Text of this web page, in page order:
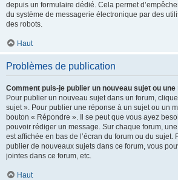
depuis un formulaire dédié. Cela permet
du système de messagerie électronique par des
des robots.
Haut
Problèmes de publication
Comment puis-je publier un nouveau sujet ou une
Pour publier un nouveau sujet dans un forum,
sujet ». Pour publier une réponse à un sujet ou un
bouton « Répondre ». Il se peut que vous ayez
pouvoir rédiger un message. Sur chaque forum,
est affichée en bas de l’écran du forum ou du sujet.
publier de nouveaux sujets dans ce forum, vous
jointes dans ce forum, etc.
Haut